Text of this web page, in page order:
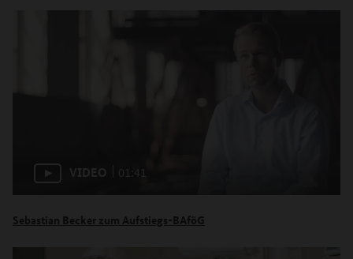
Sebastian Becker zum Aufstiegs-BAföG
VIDEO 01:41